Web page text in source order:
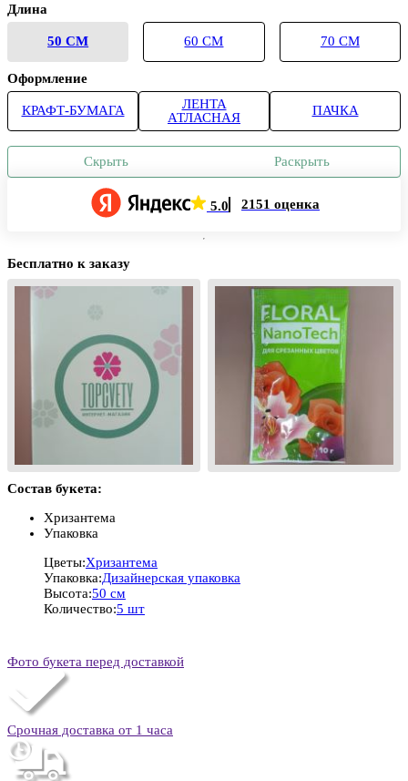
Длина
50 СМ 60 СМ 70 СМ
Оформление
КРАФТ-БУМАГА
ЛЕНТА
АТЛАСНАЯ
ПАЧКА
Скрыть Раскрыть
5.0 2151 оценка
Бесплатно к заказу
Состав букета:
Хризантема
Упаковка
Цветы:Хризантема
Упаковка:Дизайнерская упаковка
Высота:50 см
Количество:5 шт
Фото букета перед доставкой
Срочная доставка от 1 часа